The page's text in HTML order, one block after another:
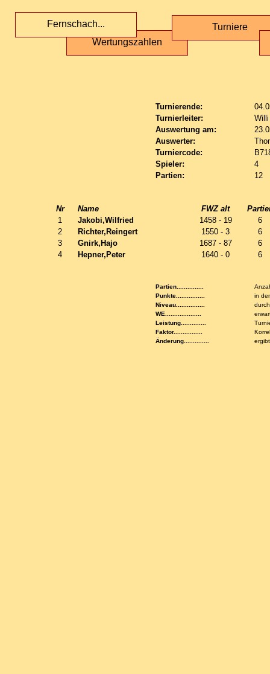
Wertungszahlen
Fernschach... Turniere
Turnierende:
Turnierleiter:
Auswertung am:
Auswerter:
Turniercode:
Spieler:
4
Partien:
12
Nr Name FWZ alt
1
Jakobi,Wilfried 1458 - 19
6
2
Richter,Reingert 1550 - 3
6
3
Gnirk,Hajo 1687 - 87
6
4
Hepner,Peter 1640 - 0 6
Partien...............
Punkte................
in
Niveau................
WE....................
Leistung..............
Faktor................
Änderung..............